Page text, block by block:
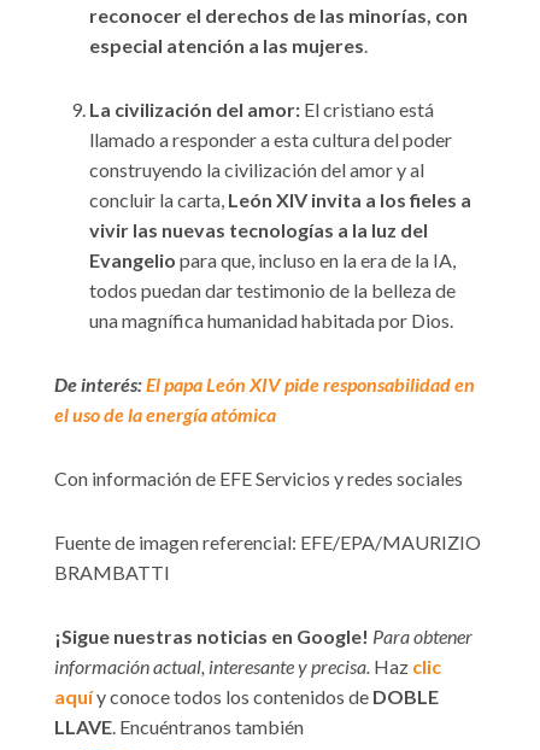
reconocer el derechos de las minorías, con
especial atención a las mujeres.
La civilización del amor:El cristiano está
llamado a responder a esta cultura del poder
construyendo la civilización del amor y al
concluir la carta, León XIV invita a los fieles a
vivir las nuevas tecnologías a la luz del
Evangelio para que, incluso en la era de la IA,
todos puedan dar testimonio de la belleza de
una magnífica humanidad habitada por Dios.
De interés:El papa León XIV pide responsabilidad en
el uso de la energía atómica
Con información de EFE Servicios y redes sociales
Fuente de imagen referencial: EFE/EPA/MAURIZIO
BRAMBATTI
¡Sigue nuestras noticias en Google! Para obtener
información actual, interesante y precisa. Haz clic
aquíy conoce todos los contenidos de DOBLE
LLAVE. Encuéntranos también